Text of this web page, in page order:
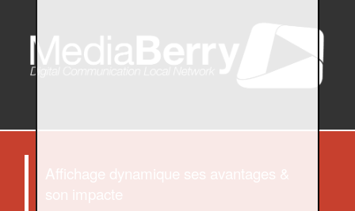
Affichage dynamique ses avantages &
son impacte